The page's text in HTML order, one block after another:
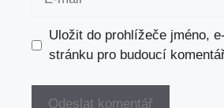
Uložit do prohlížeče jméno,
stránku pro budoucí